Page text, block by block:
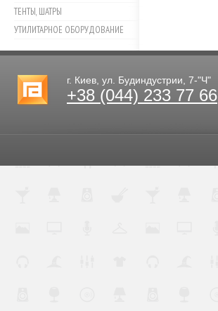
ТЕНТЫ, ШАТРЫ
УТИЛИТАРНОЕ ОБОРУДОВАНИЕ
г. Киев, ул. Будиндустрии, 7-"Ч"
+38 (044) 233 77 66